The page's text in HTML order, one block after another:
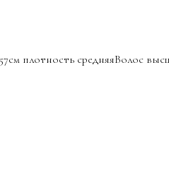
плотность средняяВолос